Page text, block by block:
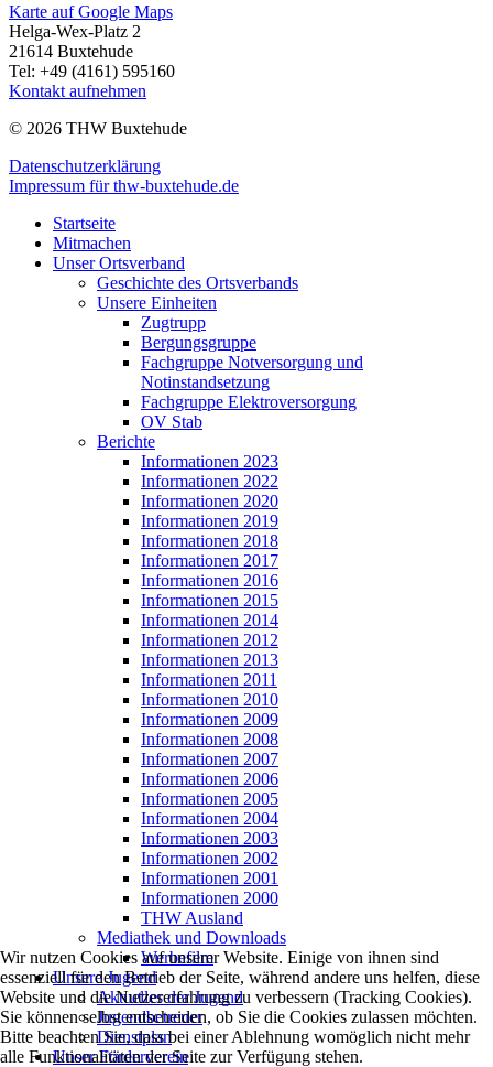
Karte auf Google Maps
Helga-Wex-Platz 2
21614 Buxtehude
Tel: +49 (4161) 595160
Kontakt aufnehmen
© 2026 THW Buxtehude
Datenschutzerklärung
Impressum für thw-buxtehude.de
Startseite
Mitmachen
Unser Ortsverband
Geschichte des Ortsverbands
Unsere Einheiten
Zugtrupp
Bergungsgruppe
Fachgruppe Notversorgung und
Notinstandsetzung
Fachgruppe Elektroversorgung
OV Stab
Berichte
Informationen 2023
Informationen 2022
Informationen 2020
Informationen 2019
Informationen 2018
Informationen 2017
Informationen 2016
Informationen 2015
Informationen 2014
Informationen 2012
Informationen 2013
Informationen 2011
Informationen 2010
Informationen 2009
Informationen 2008
Informationen 2007
Informationen 2006
Informationen 2005
Informationen 2004
Informationen 2003
Informationen 2002
Informationen 2001
Informationen 2000
THW Ausland
Mediathek und Downloads
Werbefilm
Unsere Jugend
Aktuelles der Jugend
Jugendbetreuer
Dienstplan
Unser Förderverein
Wir nutzen Cookies auf unserer Website. Einige von ihnen sind
essenziell für den Betrieb der Seite, während andere uns helfen, diese
Website und die Nutzererfahrung zu verbessern (Tracking Cookies).
Sie können selbst entscheiden, ob Sie die Cookies zulassen möchten.
Bitte beachten Sie, dass bei einer Ablehnung womöglich nicht mehr
alle Funktionalitäten der Seite zur Verfügung stehen.